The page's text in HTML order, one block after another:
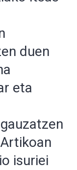
duen
eta
isuriei